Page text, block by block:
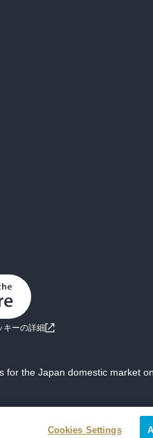
キーの詳細
for the Japan domestic market
Cookies Settings